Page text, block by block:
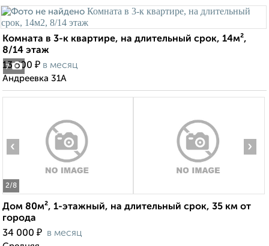
7
Комната в 3-к квартире, на длительный срок, 14м²,
8/14 этаж
13 500 ₽ в месяц
Андреевка 31А
2/8
‹ ›
Дом 80м², 1-этажный, на длительный срок, 35 км от
города
34 000 ₽ в месяц